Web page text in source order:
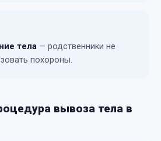
тела — родственники не
похороны.
вывоза тела в